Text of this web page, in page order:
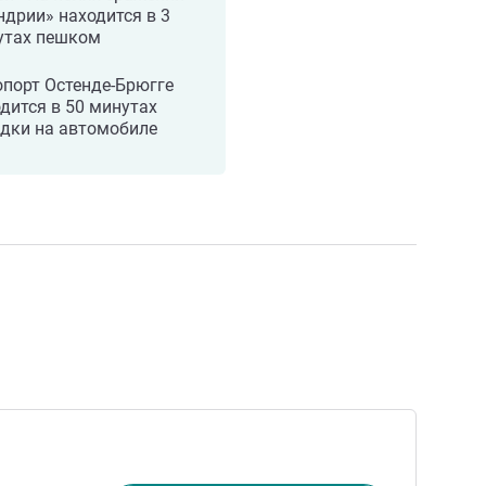
находится в 3
пешком
Остенде-Брюгге
в 50 минутах
на автомобиле